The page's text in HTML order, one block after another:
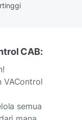
CAB:
VAControl
semua